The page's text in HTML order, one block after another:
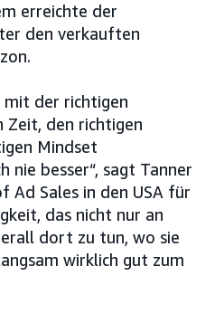
erreichte der
den verkauften
mit der richtigen
Zeit, den richtigen
Mindset
nie besser“, sagt Tanner
Ad Sales in den USA für
das nicht nur an
dort zu tun, wo sie
wirklich gut zum